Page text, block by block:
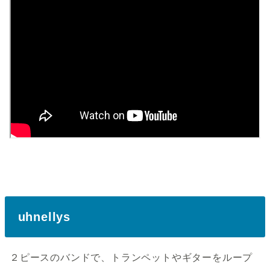
uhnellys
２ピースのバンドで、トランペットやギターをループ